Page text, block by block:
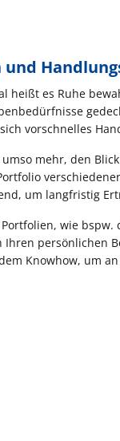
heißt es Ruhe
vorschnelles
mehr, den
um langfristig
wie
Ihren persönlichen
Knowhow, um